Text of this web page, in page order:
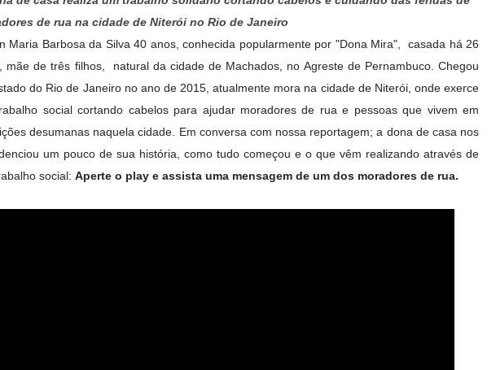
de rua na cidade de Niterói no Rio de Janeiro
Maria Barbosa da Silva 40 anos, conhecida popularmente por "Dona Mira", casada há 26
mãe de três filhos, natural da cidade de Machados, no Agreste de Pernambuco. Chegou
do Rio de Janeiro no ano de 2015, atualmente mora na cidade de Niterói, onde exerce
social cortando cabelos para ajudar moradores de rua e pessoas que vivem em
desumanas naquela cidade. Em conversa com nossa reportagem; a dona de casa nos
um pouco de sua história, como tudo começou e o que vêm realizando através de
social: Aperte o play e assista uma mensagem de um dos moradores de rua.